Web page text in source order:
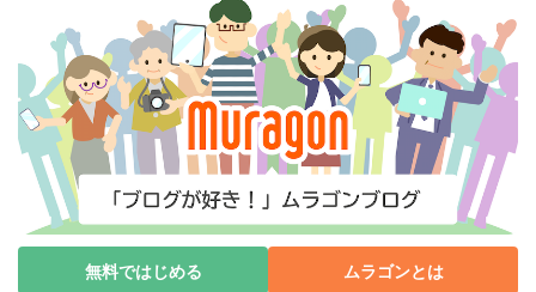
無料ではじめる ムラゴンとは